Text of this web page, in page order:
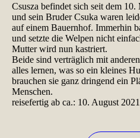
Csusza befindet sich seit dem
und sein Bruder Csuka waren
auf einem Bauernhof. Immerhin
und setzte die Welpen nicht
Mutter wird nun kastriert.
Beide sind verträglich mit
alles lernen, was so ein kleines
brauchen sie ganz dringend ein
Menschen.
reisefertig ab ca.: 10. August 2021